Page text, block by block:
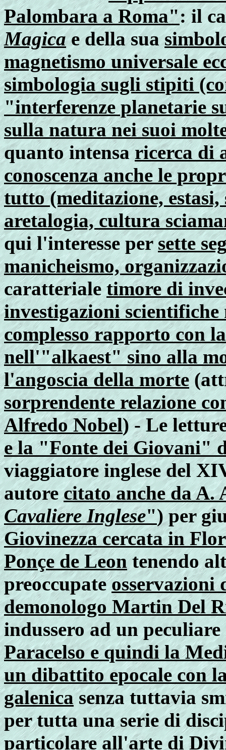
Palombara a Roma": il
Magicae della sua
magnetismo universale
simbologia sugli stipiti
"interferenze planetarie
sulla natura nei suoi
quanto intensaricerca di
conoscenza anche le
tutto (meditazione,
aretalogia, cultura
qui l'interesse persette
manicheismo,
caratterialetimore di
investigazioni scientifiche
complesso rapporto con
nell'"alkaest" sino alla
l'angoscia della morte
sorprendente relazione
Alfredo Nobel) - Le
e la "Fonte dei Giovani"
viaggiatore inglese del
autorecitato anche da A.
Cavaliere Inglese") per
Giovinezza cercata in
Ponçe de Leontenendo
preoccupateosservazioni
demonologo Martin Del
indussero ad un
Paracelso e quindi la
un dibattito epocale con
galenicasenza tuttavia
per tutta una serie di
particolare all'arte di